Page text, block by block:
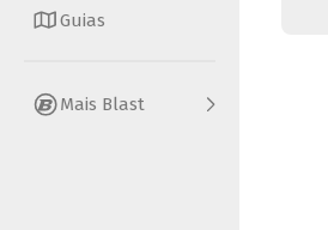
Guias
Mais Blast